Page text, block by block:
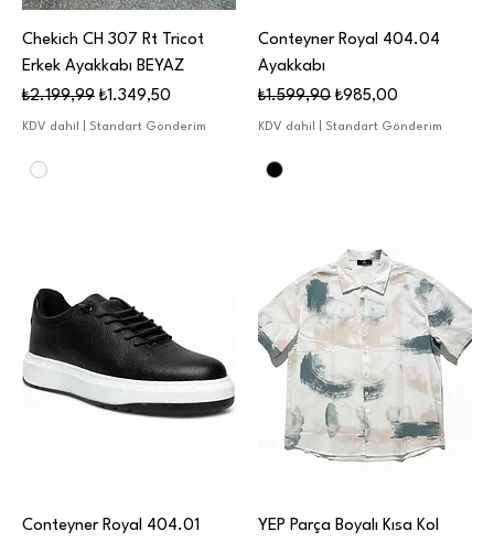
Chekich CH 307 Rt Tricot
Erkek Ayakkabı BEYAZ
Normal Fiyat
₺2.199,99 İndirimli Fiyat
₺1.349,50
KDV dahil Standart Gönderim
Conteyner Royal 404.04
Ayakkabı
Normal Fiyat
₺1.599,90 İndirimli Fiyat
₺985,00
KDV dahil Standart Gönderim
Conteyner Royal 404.01
YEP Parça Boyalı Kısa Kol